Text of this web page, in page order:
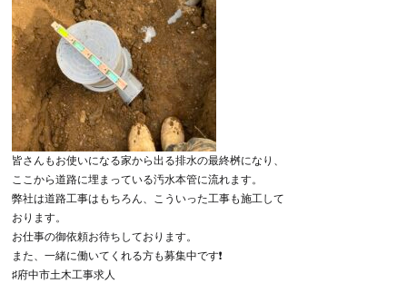
皆さんもお使いになる家から出る排水の最終桝になり、
ここから道路に埋まっている汚水本管に流れます。
弊社は道路工事はもちろん、こういった工事も施工して
おります。
お仕事の御依頼お待ちしております。
また、一緒に働いてくれる方も募集中です❗️
♯府中市土木工事求人